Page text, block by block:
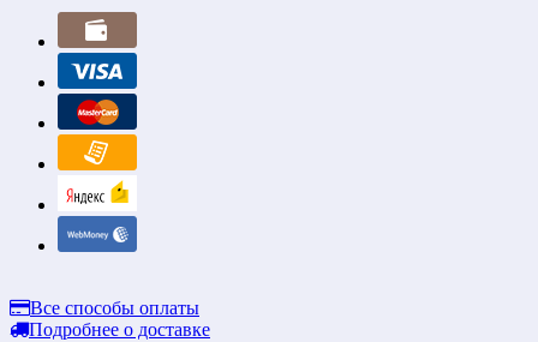
Все способы оплаты
Подробнее о доставке